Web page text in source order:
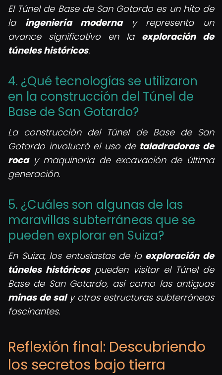
El Túnel de Base de San Gotardo es un hito de
la ingeniería modernay representa un
avance significativo en la exploración de
túneles históricos.
4. ¿Qué tecnologías se utilizaron
en la construcción del Túnel de
Base de San Gotardo?
La construcción del Túnel de Base de San
Gotardo involucró el uso de taladradoras de
rocay maquinaria de excavación de última
generación.
5. ¿Cuáles son algunas de las
maravillas subterráneas que se
pueden explorar en Suiza?
En Suiza, los entusiastas de la exploración de
túneles históricospueden visitar el Túnel de
Base de San Gotardo, así como las antiguas
minas de saly otras estructuras subterráneas
fascinantes.
Reflexión final: Descubriendo
los secretos bajo tierra